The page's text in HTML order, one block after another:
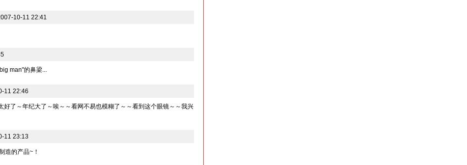
10-11 22:41
man"的鼻梁...
11 22:46
好了～年纪大了～唉～～看网不易也模糊了～～看到这个眼镜～～我兴
11 23:13
造的产品~！